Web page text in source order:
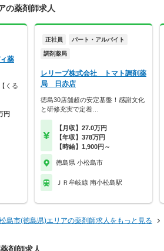
の薬剤師求人
薬
くる
円
正社員 パート・アルバイト
調剤薬局
レリープ株式会社 トマト調剤薬
局 日赤店
徳島30店舗超の安定基盤！感謝文化
と研修充実で定着…
【月収】27.0万円
【年収】378万円
【時給】1,900円～
徳島県 小松島市
ＪＲ牟岐線 南小松島駅
島市(徳島県)エリアの薬剤師求人をもっと見る